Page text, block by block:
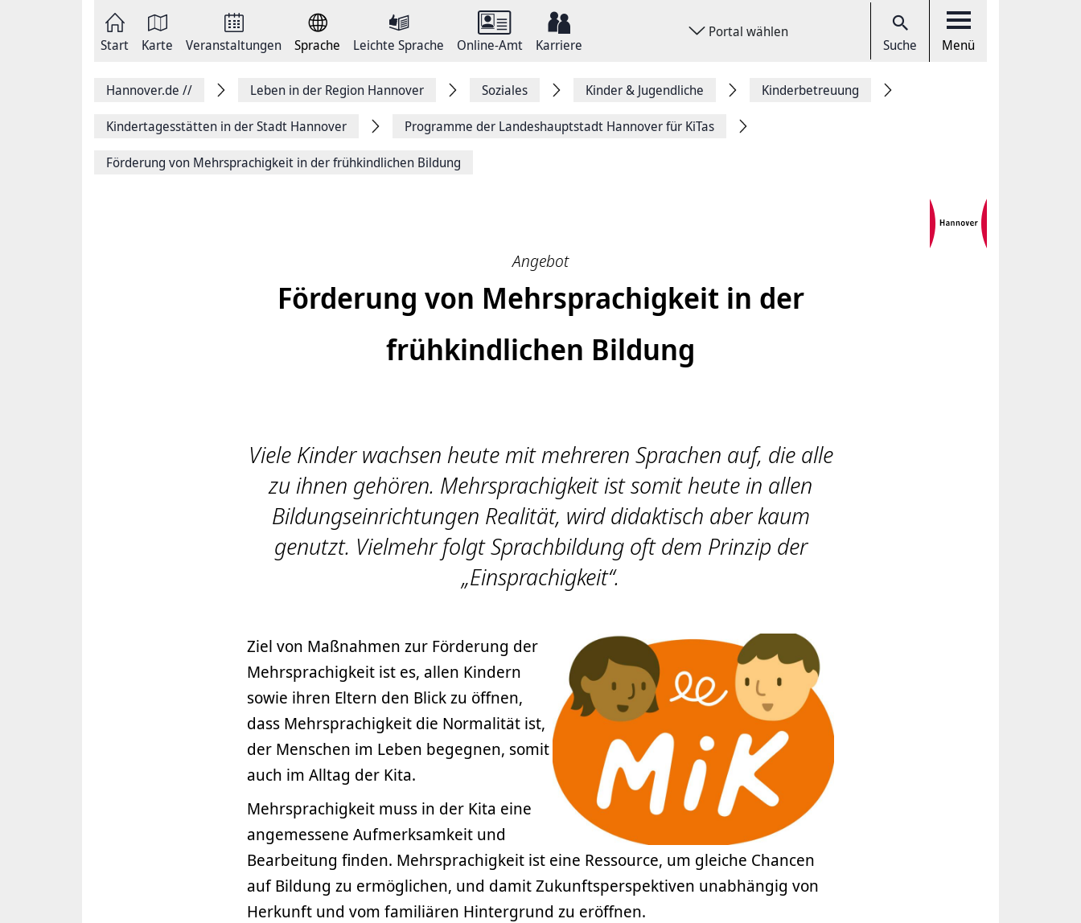
Start Karte Veranstaltungen Sprache Leichte Sprache Online-Amt Karriere
Portal wählen
Suche Menü
Hannover.de // Leben in der Region Hannover Soziales Kinder & Jugendliche Kinderbetreuung
Kindertagesstätten in der Stadt Hannover Programme der Landeshauptstadt Hannover für KiTas
Förderung von Mehrsprachigkeit in der frühkindlichen Bildung
Angebot
Förderung von Mehrsprachigkeit in der
frühkindlichen Bildung
Viele Kinder wachsen heute mit mehreren Sprachen auf, die alle
zu ihnen gehören. Mehrsprachigkeit ist somit heute in allen
Bildungseinrichtungen Realität, wird didaktisch aber kaum
genutzt. Vielmehr folgt Sprachbildung oft dem Prinzip der
„Einsprachigkeit“.
Ziel von Maßnahmen zur Förderung der
Mehrsprachigkeit ist es, allen Kindern
sowie ihren Eltern den Blick zu öffnen,
dass Mehrsprachigkeit die Normalität ist,
der Menschen im Leben begegnen, somit
auch im Alltag der Kita.
Mehrsprachigkeit muss in der Kita eine
angemessene Aufmerksamkeit und
Bearbeitung finden. Mehrsprachigkeit ist eine Ressource, um gleiche Chancen
auf Bildung zu ermöglichen, und damit Zukunftsperspektiven unabhängig von
Herkunft und vom familiären Hintergrund zu eröffnen.